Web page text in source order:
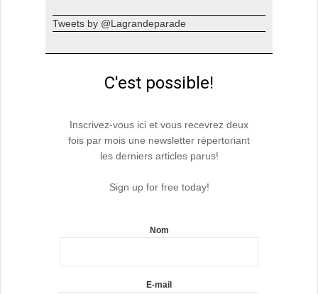
Tweets by @Lagrandeparade
C'est possible!
Inscrivez-vous ici et vous recevrez deux
fois par mois une newsletter répertoriant
les derniers articles parus!
Sign up for free today!
Nom
E-mail